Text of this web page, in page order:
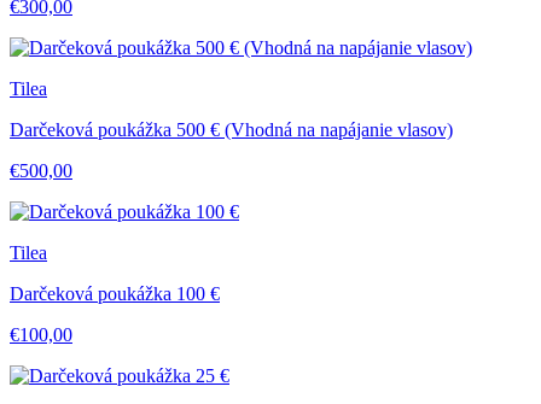
€300,00
Tilea
Darčeková poukážka 500 € (Vhodná na napájanie vlasov)
€500,00
Tilea
Darčeková poukážka 100 €
€100,00